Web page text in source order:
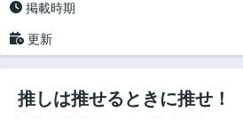
掲載時期
更新
推しは推せるときに推せ！